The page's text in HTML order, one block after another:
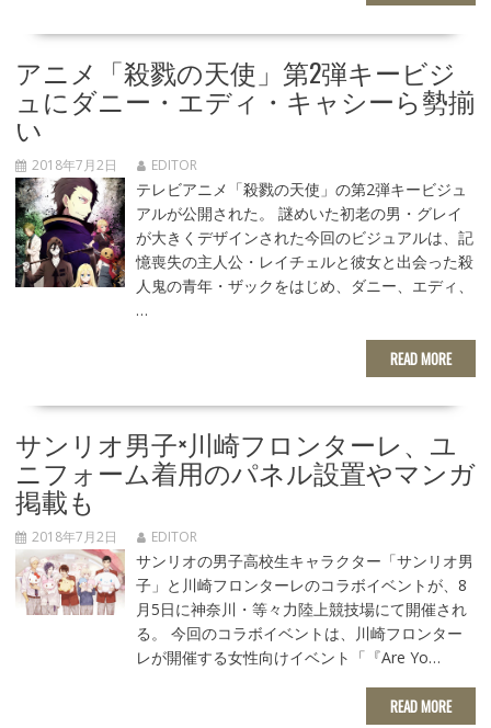
アニメ「殺戮の天使」第2弾キービジ
ュにダニー・エディ・キャシーら勢揃
い
2018年7月2日 EDITOR
テレビアニメ「殺戮の天使」の第2弾キービジュ
アルが公開された。 謎めいた初老の男・グレイ
が大きくデザインされた今回のビジュアルは、記
憶喪失の主人公・レイチェルと彼女と出会った殺
人鬼の青年・ザックをはじめ、ダニー、エディ、
…
READ MORE
サンリオ男子×川崎フロンターレ、ユ
ニフォーム着用のパネル設置やマンガ
掲載も
2018年7月2日 EDITOR
サンリオの男子高校生キャラクター「サンリオ男
子」と川崎フロンターレのコラボイベントが、8
月5日に神奈川・等々力陸上競技場にて開催され
る。 今回のコラボイベントは、川崎フロンター
レが開催する女性向けイベント「『Are Yo…
READ MORE